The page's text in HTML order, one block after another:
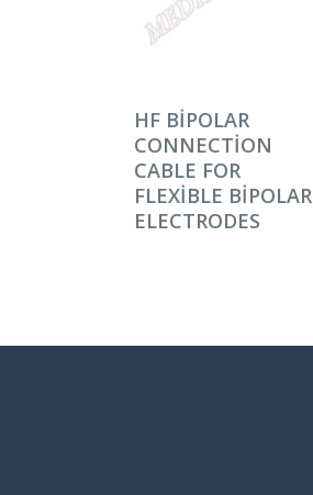
DEVAMINI OKU
HF BIPOLAR
CONNECTION
CABLE FOR
FLEXIBLE BIPOLAR
ELECTRODES